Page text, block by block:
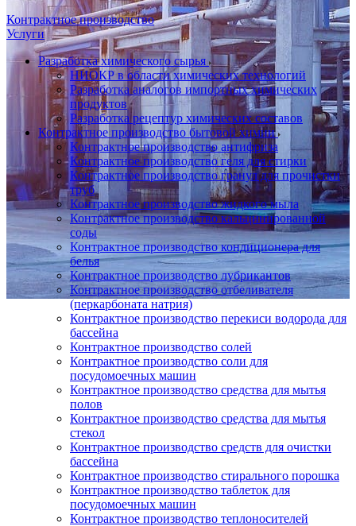
Контрактное производство
Услуги
Разработка химического сырья
НИОКР в области химических технологий
Разработка аналогов импортных химических
продуктов
Разработка рецептур химических составов
Контрактное производство бытовой химии
Контрактное производство антифриза
Контрактное производство геля для стирки
Контрактное производство гранул для прочистки
труб
Контрактное производство жидкого мыла
Контрактное производство кальцинированной
соды
Контрактное производство кондиционера для
белья
Контрактное производство лубрикантов
Контрактное производство отбеливателя
(перкарбоната натрия)
Контрактное производство перекиси водорода для
бассейна
Контрактное производство солей
Контрактное производство соли для
посудомоечных машин
Контрактное производство средства для мытья
полов
Контрактное производство средства для мытья
стекол
Контрактное производство средств для очистки
бассейна
Контрактное производство стирального порошка
Контрактное производство таблеток для
посудомоечных машин
Контрактное производство теплоносителей